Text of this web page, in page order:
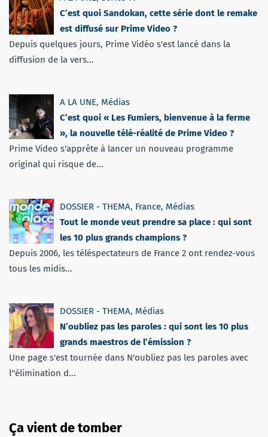
C’est quoi Sandokan, cette série dont le remake
est diffusé sur Prime Video ?
Depuis quelques jours, Prime Vidéo s'est lancé dans la
diffusion de la vers...
A LA UNE, Médias
C’est quoi « Les Fumiers, bienvenue à la ferme
», la nouvelle télé-réalité de Prime Video ?
Prime Video s'apprête à lancer un nouveau programme
original qui risque de...
DOSSIER - THEMA, France, Médias
Tout le monde veut prendre sa place : qui sont
les 10 plus grands champions ?
Depuis 2006, les téléspectateurs de France 2 ont rendez-vous
tous les midis...
DOSSIER - THEMA, Médias
N’oubliez pas les paroles : qui sont les 10 plus
grands maestros de l’émission ?
Une page s'est tournée dans N'oubliez pas les paroles avec
l''élimination d...
Ça vient de tomber